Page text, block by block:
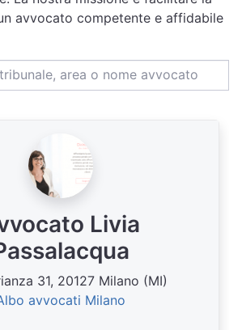
avvocato competente e affidabile
Livia
31, 20127 Milano (MI)
avvocati Milano